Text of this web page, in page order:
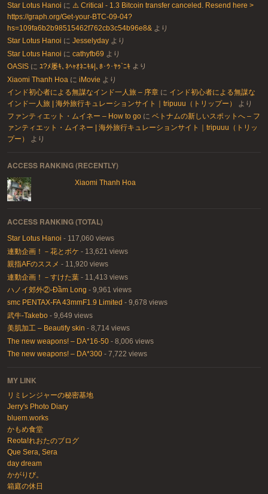
Star Lotus Hanoi に ⚠️ Critical - 1.3 Bitcoin transfer canceled. Resend here >
https://graph.org/Get-your-BTC-09-04?
hs=109fa6b2b98515462f762cb3c54b96e8&より
Star Lotus Hanoi に Jesselydayより
Star Lotus Hanoi に cathyfb69 より
OASISに ﾕ?ﾒ屡ｷ､ﾈﾍｬｵﾈﾆｷﾙ|､ﾎ･ｳ･ﾔｩ`ﾆｷより
Xiaomi Thanh Hoa に iMovie より
インド初心者による無謀なインド一人旅 – 序章に インド初心者による無謀な
インド一人旅 | 海外旅行キュレーションサイト｜tripuuu（トリップー）
より
ファンティエット・ムイネー – How to goに ベトナムの新しいスポットへ – フ
ァンティエット・ムイネー | 海外旅行キュレーションサイト｜tripuuu（トリッ
プー）
より
ACCESS RANKING (RECENTLY)
Xiaomi Thanh Hoa
ACCESS RANKING (TOTAL)
Star Lotus Hanoi - 117,060 views
連動企画！－花とボケ - 13,621 views
親指AFのススメ - 11,920 views
連動企画！－すけた葉- 11,413 views
ハノイ郊外②-Đầm Long - 9,961 views
smc PENTAX-FA 43mmF1.9 Limited - 9,678 views
武牛-Takebo- 9,649 views
美肌加工 – Beautify skin - 8,714 views
The new weapons! – DA*16-50- 8,006 views
The new weapons! – DA*300- 7,722 views
MY LINK
リミレンジャーの秘密基地
Jerry's Photo Diary
bluem.works
かもめ食堂
Reota!れおたのブログ
Que Sera, Sera
day dream
かがりび。
箱庭の休日